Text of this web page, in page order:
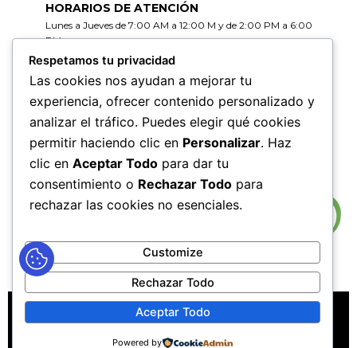
HORARIOS DE ATENCIÓN
Lunes a Jueves de 7:00 AM a 12:00 M y de 2:00 PM a 6:00
PM
Viernes de 7:00 AM a 12:00 M y de 2:00 PM a 5:00 PM
HORARIOS DE RADICACIÓN DE
CORRESPONDENCIA
Lunes a Jueves de 7:30 AM a 11:30 AM y de 2:00 PM a 5:00
PM
Viernes de 7:30 AM a 11:30 PM y de 2:00 PM a 4:00 PM
MAPA DEL SITIOPOLÍTICAS DE PRIVACIDAD
POLÍTICAS DE DERECHOS DE AUTOR
Respetamos tu privacidad
Las cookies nos ayudan a mejorar tu
experiencia, ofrecer contenido personalizado y
analizar el tráfico. Puedes elegir qué cookies
permitir haciendo clic en Personalizar. Haz
clic en Aceptar Todo para dar tu
consentimiento o Rechazar Todo para
rechazar las cookies no esenciales.
Customize
Rechazar Todo
Aceptar Todo
Powered by